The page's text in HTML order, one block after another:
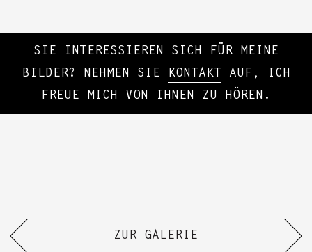
SIE INTERESSIEREN SICH FÜR MEINE
BILDER? NEHMEN SIE
KONTAKT
AUF, ICH
FREUE MICH VON IHNEN ZU HÖREN.
ZUR GALERIE